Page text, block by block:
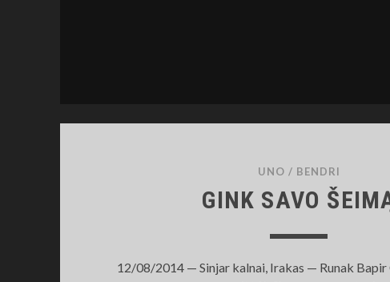
UNO / BENDRI
GINK SAVO
12/08/2014 — Sinjar kalnai, Irakas — Runak